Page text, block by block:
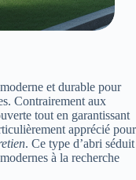
et durable pour
Contrairement aux
tout en garantissant
apprécié pour
. Ce type d’abri séduit
à la recherche